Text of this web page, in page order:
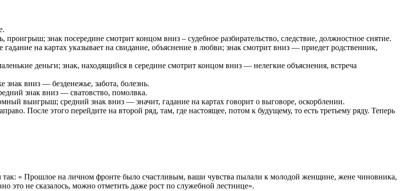
знак посередине смотрит концом вниз – судебное разбирательство, следствие, должностное снятие.
на картах указывает на свидание, объяснение в любви; знак смотрит вниз — приедет родственник,
деньги; знак, находящийся в середине смотрит концом вниз — нелегкие объяснения, встреча
вниз — безденежье, забота, болезнь.
знак вниз — сватовство, помолвка.
выигрыш; средний знак вниз — значит, гадание на картах говорит о выговоре, оскорблении.
После этого перейдите на второй ряд, там, где настоящее, потом к будущему, то есть третьему ряду. Теперь
« Прошлое на личном фронте было счастливым, ваши чувства пылали к молодой женщине, жене чиновника,
это не сказалось, можно отметить даже рост по служебной лестнице».